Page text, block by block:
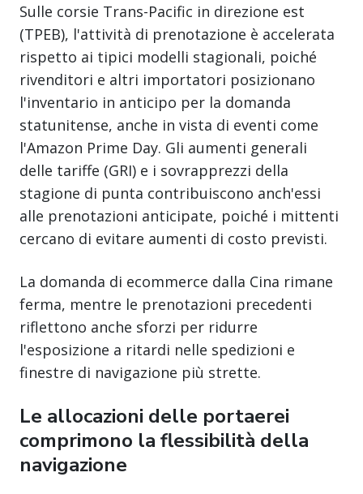
Sulle corsie Trans-Pacific in direzione est
(TPEB), l'attività di prenotazione è accelerata
rispetto ai tipici modelli stagionali, poiché
rivenditori e altri importatori posizionano
l'inventario in anticipo per la domanda
statunitense, anche in vista di eventi come
l'Amazon Prime Day. Gli aumenti generali
delle tariffe (GRI) e i sovrapprezzi della
stagione di punta contribuiscono anch'essi
alle prenotazioni anticipate, poiché i mittenti
cercano di evitare aumenti di costo previsti.
La domanda di ecommerce dalla Cina rimane
ferma, mentre le prenotazioni precedenti
riflettono anche sforzi per ridurre
l'esposizione a ritardi nelle spedizioni e
finestre di navigazione più strette.
Le allocazioni delle portaerei
comprimono la flessibilità della
navigazione